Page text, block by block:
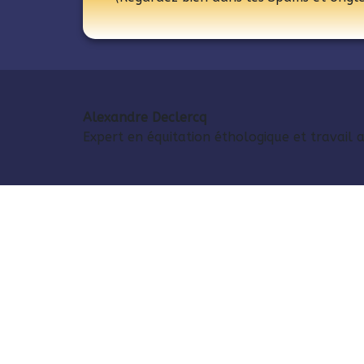
Alexandre Declercq
Expert en équitation éthologique et travail